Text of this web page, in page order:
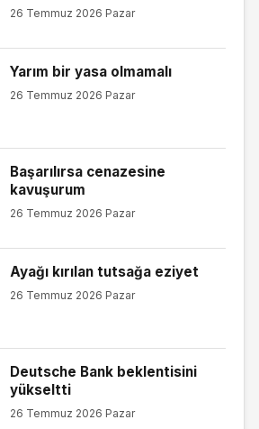
26 Temmuz 2026 Pazar
Yarım bir yasa olmamalı
26 Temmuz 2026 Pazar
Başarılırsa cenazesine
kavuşurum
26 Temmuz 2026 Pazar
Ayağı kırılan tutsağa eziyet
26 Temmuz 2026 Pazar
Deutsche Bank beklentisini
yükseltti
26 Temmuz 2026 Pazar